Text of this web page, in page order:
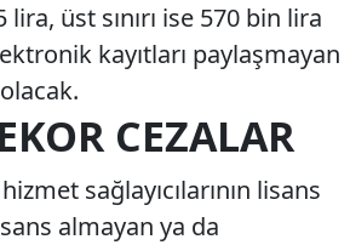
üst sınırı ise 570 bin lira
kayıtları paylaşmayan
CEZALAR
sağlayıcılarının lisans
almayan ya da